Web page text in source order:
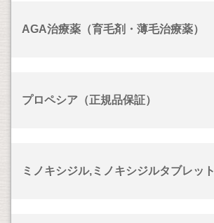
AGA治療薬（育毛剤・薄毛治療薬）
プロペシア（正規品保証）
ミノキシジル,ミノキシジルタブレット